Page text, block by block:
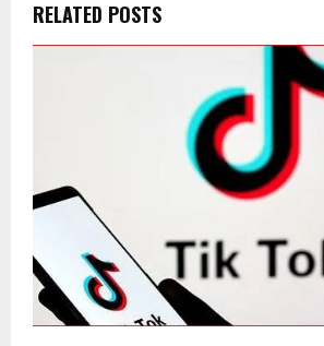
RELATED POSTS